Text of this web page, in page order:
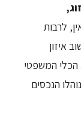
לרבות
איזון
המשפטי
הנכסים